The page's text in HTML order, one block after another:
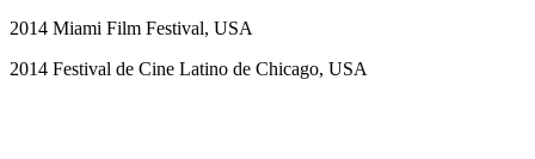
2014 Miami Film Festival, USA
2014 Festival de Cine Latino de Chicago, USA